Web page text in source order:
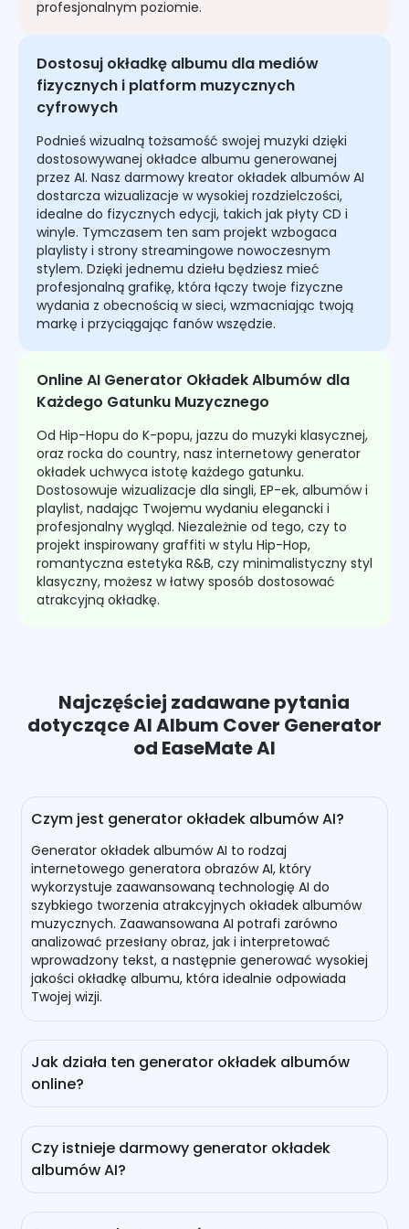
profesjonalnym poziomie.
Dostosuj okładkę albumu dla mediów
fizycznych i platform muzycznych
cyfrowych
Podnieś wizualną tożsamość swojej muzyki dzięki
dostosowywanej okładce albumu generowanej
przez AI. Nasz darmowy kreator okładek albumów AI
dostarcza wizualizacje w wysokiej rozdzielczości,
idealne do fizycznych edycji, takich jak płyty CD i
winyle. Tymczasem ten sam projekt wzbogaca
playlisty i strony streamingowe nowoczesnym
stylem. Dzięki jednemu dziełu będziesz mieć
profesjonalną grafikę, która łączy twoje fizyczne
wydania z obecnością w sieci, wzmacniając twoją
markę i przyciągając fanów wszędzie.
Online AI Generator Okładek Albumów dla
Każdego Gatunku Muzycznego
Od Hip-Hopu do K-popu, jazzu do muzyki klasycznej,
oraz rocka do country, nasz internetowy generator
okładek uchwyca istotę każdego gatunku.
Dostosowuje wizualizacje dla singli, EP-ek, albumów i
playlist, nadając Twojemu wydaniu elegancki i
profesjonalny wygląd. Niezależnie od tego, czy to
projekt inspirowany graffiti w stylu Hip-Hop,
romantyczna estetyka R&B, czy minimalistyczny styl
klasyczny, możesz w łatwy sposób dostosować
atrakcyjną okładkę.
Najczęściej zadawane pytania
dotyczące AI Album Cover Generator
od EaseMate AI
Czym jest generator okładek albumów AI?
Generator okładek albumów AI to rodzaj
internetowego generatora obrazów AI, który
wykorzystuje zaawansowaną technologię AI do
szybkiego tworzenia atrakcyjnych okładek albumów
muzycznych. Zaawansowana AI potrafi zarówno
analizować przesłany obraz, jak i interpretować
wprowadzony tekst, a następnie generować wysokiej
jakości okładkę albumu, która idealnie odpowiada
Twojej wizji.
Jak działa ten generator okładek albumów
online?
Kontext i Midjourney, nasz internetowy generator
okładek albumów muzycznych może za darmo
Czy istnieje darmowy generator okładek
albumów AI?